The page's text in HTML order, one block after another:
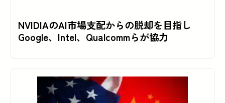
NVIDIAのAI市場支配からの脱却を目指し
Google、Intel、Qualcommらが協力